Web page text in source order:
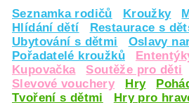
Seznamka rodičů Kroužky
Hlídání dětí
Restaurace s
Ubytování s dětmi
Oslavy
Pořadatelé kroužků
Kupovačka
Soutěže pro děti
Slevové vouchery
Hry
Tvoření s dětmi
Hry pro